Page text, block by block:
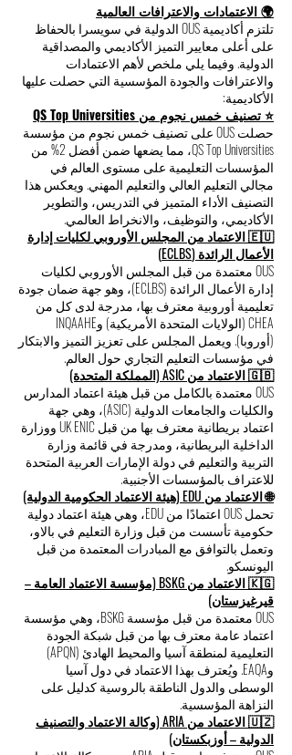
🌍 الاعتمادات والاعترافات العالمية
تلتزم أكاديمية OUS الدولية في سويسرا بالحفاظ
على أعلى معايير التميز الأكاديمي والمصداقية
الدولية. وفيما يلي ملخص لأهم الاعتمادات
والاعترافات والجودة المؤسسية التي حصلت عليها
الأكاديمية:
⭐ تصنيف خمس نجوم من QS Top Universities
حصلت OUS على تصنيف خمس نجوم من مؤسسة
QS Top Universities، مما يضعها ضمن أفضل 2% من
المؤسسات التعليمية على مستوى العالم في
مجالي التعليم العالي والتعليم المهني. ويعكس هذا
التصنيف الأداء المتميز في التدريس، والتطوير
الأكاديمي، والتوظيف، والانخراط العالمي.
🇪🇺 الاعتماد من المجلس الأوروبي لكليات إدارة
الأعمال الرائدة (ECLBS)
OUS معتمدة من قبل المجلس الأوروبي لكليات
إدارة الأعمال الرائدة (ECLBS)، وهو جهة ضمان جودة
تعليمية أوروبية معترف بها، مدرجة لدى كل من
CHEA (الولايات المتحدة الأمريكية) وINQAAHE
(أوروبا). ويعمل المجلس على تعزيز التميز والابتكار
في مؤسسات التعليم التجاري حول العالم.
🇬🇧 الاعتماد من ASIC (المملكة المتحدة)
OUS معتمدة بالكامل من قبل هيئة اعتماد المدارس
والكليات والجامعات الدولية (ASIC)، وهي جهة
اعتماد بريطانية معترف بها من قبل UK ENIC ووزارة
الداخلية البريطانية، ومدرجة في قائمة وزارة
التربية والتعليم في دولة الإمارات العربية المتحدة
للاعتراف بالمؤسسات الأجنبية.
🌐 الاعتماد من EDU (هيئة الاعتماد الحكومية الدولية)
تحمل OUS اعتمادًا من EDU، وهي هيئة اعتماد دولية
حكومية تأسست من قبل وزارة التعليم في بالاو،
وتعمل بالتوافق مع المبادرات المعتمدة من قبل
اليونسكو.
🇰🇬 الاعتماد من BSKG (مؤسسة الاعتماد العامة –
قيرغيزستان)
OUS معتمدة من قبل مؤسسة BSKG، وهي مؤسسة
اعتماد عامة معترف بها من قبل شبكة الجودة
التعليمية لمنطقة آسيا والمحيط الهادئ (APQN)
وEAQA. ويُعترف بهذا الاعتماد في دول آسيا
الوسطى والدول الناطقة بالروسية كدليل على
النزاهة المؤسسية.
🇺🇿 الاعتماد من ARIA (وكالة الاعتماد والتصنيف
الدولية – أوزبكستان)